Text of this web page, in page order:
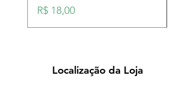
Preço
R$ 18,00
Localização da Loja